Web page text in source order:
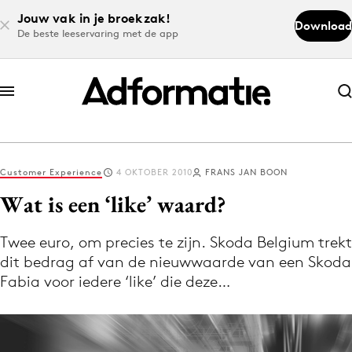
Jouw vak in je broekzak!
De beste leeservaring met de app
Download
Abonneer nu
Abonneer nu
Log in
Download de app
Volg het laatste nieuws via de Adformatie
Nieuws app
Customer Experience 4 OKTOBER 2010 FRANS JAN BOON
Wat is een ‘like’ waard?
Twee euro, om precies te zijn. Skoda Belgium trekt
dit bedrag af van de nieuwwaarde van een Skoda
Fabia voor iedere ‘like’ die deze…